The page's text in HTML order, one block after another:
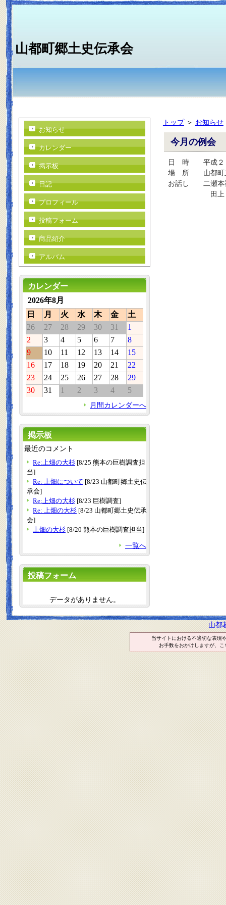
山都町郷土史伝承会
トップ＞ お知らせ
今月の例会
日 時 平成２８
場 所 山都町
お話し 二瀬本
田上 義
お知らせ
カレンダー
掲示板
日記
プロフィール
投稿フォーム
商品紹介
アルバム
カレンダー
2026年8月
日
月 火 水 木 金
土
26
27 28 29 30 31
1
2
3 4 5 6 7
8
9
10 11 12 13 14
15
16
17 18 19 20 21
22
23
24 25 26 27 28
29
30
31 1 2 3 4 5
月間カレンダーへ
掲示板
最近のコメント
Re:上畑の大杉 [8/25 熊本の巨樹調査担
当]
Re: 上畑について [8/23 山都町郷土史伝
承会]
Re:上畑の大杉 [8/23 巨樹調査]
Re: 上畑の大杉 [8/23 山都町郷土史伝承
会]
上畑の大杉 [8/20 熊本の巨樹調査担当]
一覧へ
投稿フォーム
データがありません。
山都
当サイトにおける不適切な表現
お手数をおかけしますが、こ